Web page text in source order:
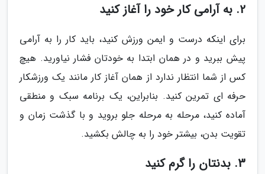
2. به آرامی کار خود را آغاز کنید
برای اینکه درست و ایمن ورزش کنید، باید کار را به آرامی
پیش ببرید و در همان ابتدا به خودتان فشار نیاورید. هیچ
کس از شما انتظار ندارد از همان آغاز کار مانند یک ورزشکار
حرفه ای تمرین کنید. بنابراین، یک برنامه سبک و منطقی
آماده کنید، مرحله به مرحله جلو بروید و با گذشت زمان و
تقویت بدن، بیشتر خود را به چالش بکشید.
3. بدنتان را گرم کنید